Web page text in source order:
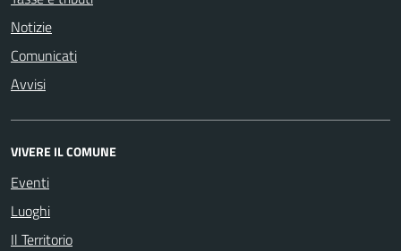
Notizie
Comunicati
Avvisi
VIVERE IL COMUNE
Eventi
Luoghi
Il Territorio